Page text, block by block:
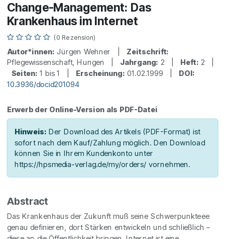
Change-Management: Das
Krankenhaus im Internet
(0 Rezension)
Autor*innen: Jürgen Wehner | Zeitschrift:
Pflegewissenschaft, Hungen | Jahrgang: 2 | Heft: 2 |
Seiten: 1 bis 1 | Erscheinung: 01.02.1999 | DOI:
10.3936/docid201094
Erwerb der Online-Version als PDF-Datei
Hinweis: Der Download des Artikels (PDF-Format) ist
sofort nach dem Kauf/Zahlung möglich. Den Download
können Sie in Ihrem Kundenkonto unter
https://hpsmedia-verlag.de/my/orders/ vornehmen.
Abstract
Das Krankenhaus der Zukunft muß seine Schwerpunkteee
genau definieren, dort Stärken entwickeln und schließlich –